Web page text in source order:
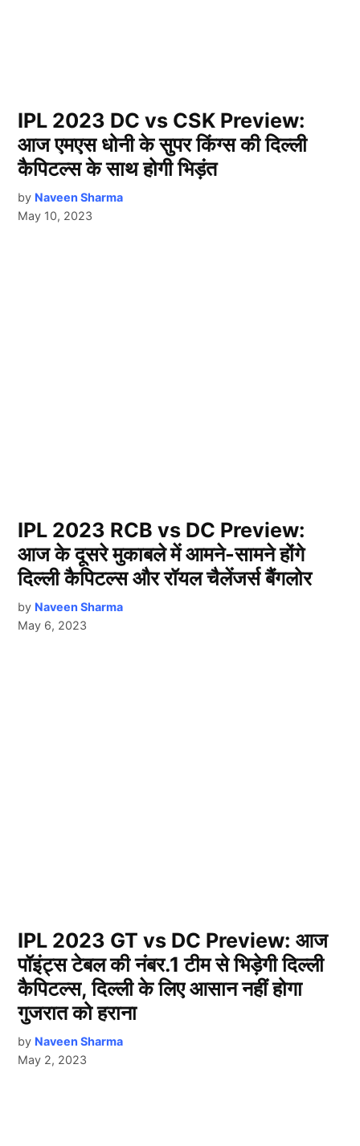
IPL 2023 DC vs CSK Preview:
आज एमएस धोनी के सुपर किंग्स की दिल्ली
कैपिटल्स के साथ होगी भिड़ंत
by Naveen Sharma
May 10, 2023
IPL 2023 RCB vs DC Preview:
आज के दूसरे मुकाबले में आमने-सामने होंगे
दिल्ली कैपिटल्स और रॉयल चैलेंजर्स बैंगलोर
by Naveen Sharma
May 6, 2023
IPL 2023 GT vs DC Preview: आज
पॉइंट्स टेबल की नंबर.1 टीम से भिड़ेगी दिल्ली
कैपिटल्स, दिल्ली के लिए आसान नहीं होगा
गुजरात को हराना
by Naveen Sharma
May 2, 2023